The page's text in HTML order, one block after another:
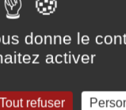
donne le
activer
Tout refuser